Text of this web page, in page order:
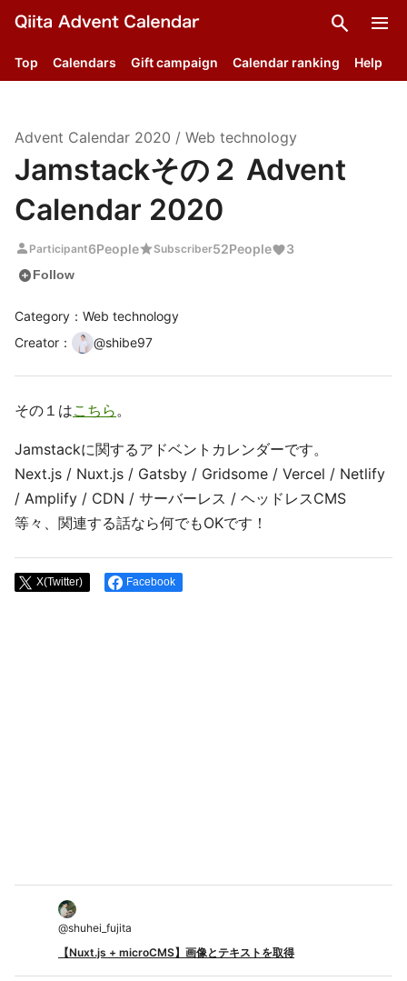
search menu
Top Calendars Gift campaign Calendar ranking Help
Advent Calendar 2020 / Web technology
Jamstackその２ Advent
Calendar 2020
person Participant6PeoplestarSubscriber52People 3
add_circleFollow
Category：Web technology
Creator ： @shibe97
その１はこちら。
Jamstackに関するアドベントカレンダーです。
Next.js / Nuxt.js / Gatsby / Gridsome / Vercel / Netlify
/ Amplify / CDN / サーバーレス / ヘッドレスCMS
等々、関連する話なら何でもOKです！
X(Twitter) Facebook
@shuhei_fujita
【Nuxt.js + microCMS】画像とテキストを取得